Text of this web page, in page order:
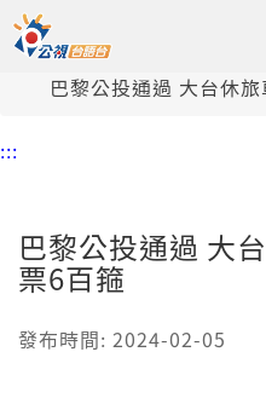
中央內容區塊
頭頁
巴黎公投通過 大台休
:::
巴黎公投通過 大
票6百箍
發布時間: 2024-02-05